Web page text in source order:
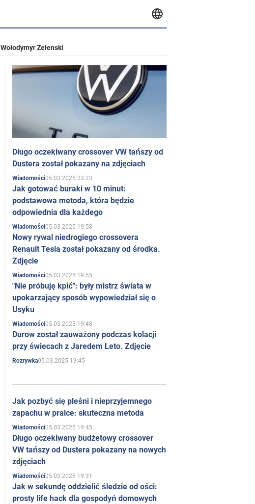
Wołodymyr Zełenski
Długo oczekiwany crossover VW tańszy od
Dustera został pokazany na zdjęciach
Wiadomości05.03.2025 23:23
Jak gotować buraki w 10 minut:
podstawowa metoda, która będzie
odpowiednia dla każdego
Wiadomości05.03.2025 19:58
Nowy rywal niedrogiego crossovera
Renault Tesla został pokazany od środka.
Zdjęcie
Wiadomości05.03.2025 19:55
"Nie próbuję kpić": były mistrz świata w
upokarzający sposób wypowiedział się o
Usyku
Wiadomości05.03.2025 19:48
Durow został zauważony podczas kolacji
przy świecach z Jaredem Leto. Zdjęcie
Rozrywka05.03.2025 19:45
Jak pozbyć się pleśni i nieprzyjemnego
zapachu w pralce: skuteczna metoda
Wiadomości05.03.2025 19:45
Długo oczekiwany budżetowy crossover
VW tańszy od Dustera pokazany na nowych
zdjęciach
Wiadomości05.03.2025 19:31
Jak w sekundę oddzielić śledzie od ości:
prosty life hack dla gospodyń domowych